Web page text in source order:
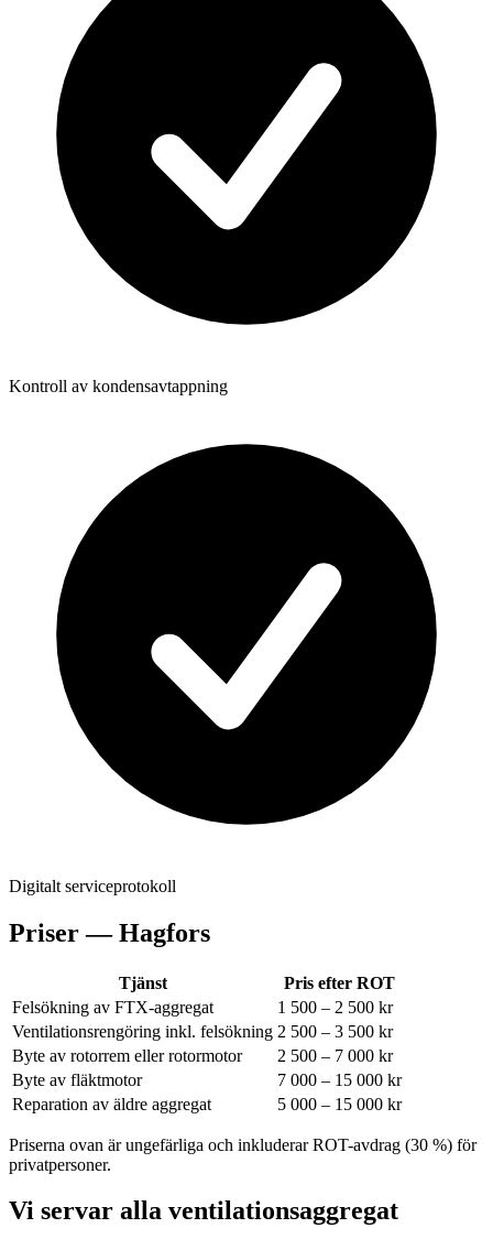
Kontroll av kondensavtappning
Digitalt serviceprotokoll
Priser —Hagfors
Tjänst
Pris efter ROT
Felsökning av FTX-aggregat
1 500 – 2 500 kr
Ventilationsrengöring inkl. felsökning 2 500 – 3 500 kr
Byte av rotorrem eller rotormotor
2 500 – 7 000 kr
Byte av fläktmotor
7 000 – 15 000 kr
Reparation av äldre aggregat
5 000 – 15 000 kr
Priserna ovan är ungefärliga och inkluderar ROT-avdrag (30 %) för
privatpersoner.
Vi servar alla ventilationsaggregat